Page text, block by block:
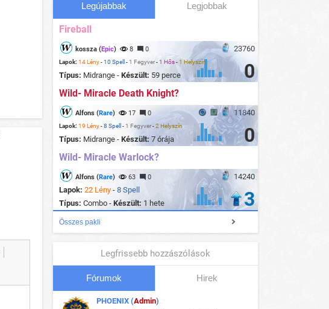
Legújabbak Legjobbak
Fireball
23760
kossza (Epic) 8 0
Lapok: 14 Lény-10 Spell - 1 Fegyver-1 Hős-1 Helyszín
Típus: Midrange - Készült: 59 perce 0
Wild- Miracle Death Knight?
11840
Alfons (Rare) 17 0
Lapok: 19 Lény-8 Spell - 1 Fegyver-2 Helyszín
Típus: Midrange - Készült: 7 órája 0
Wild- Miracle Warlock?
14240
Alfons (Rare) 63 0
Lapok: 22 Lény - 8 Spell
Típus: Combo - Készült: 1 hete 3
Összes pakli
Legfrissebb hozzászólások
Fórumok Hirek
PHOENIX (Admin)